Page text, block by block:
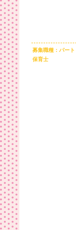
募集職種：パート
保育士